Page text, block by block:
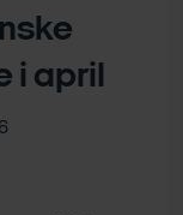
i april